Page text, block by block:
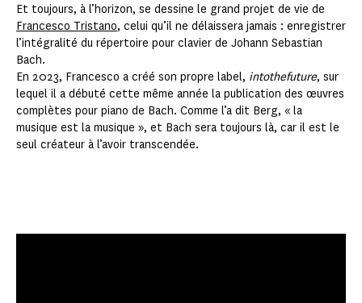
Et toujours, à l’horizon, se dessine le grand projet de vie de
Francesco Tristano, celui qu’il ne délaissera jamais : enregistrer
l’intégralité du répertoire pour clavier de Johann Sebastian
Bach.
En 2023, Francesco a créé son propre label, intothefuture, sur
lequel il a débuté cette même année la publication des œuvres
complètes pour piano de Bach. Comme l’a dit Berg, « la
musique est la musique », et Bach sera toujours là, car il est le
seul créateur à l’avoir transcendée.